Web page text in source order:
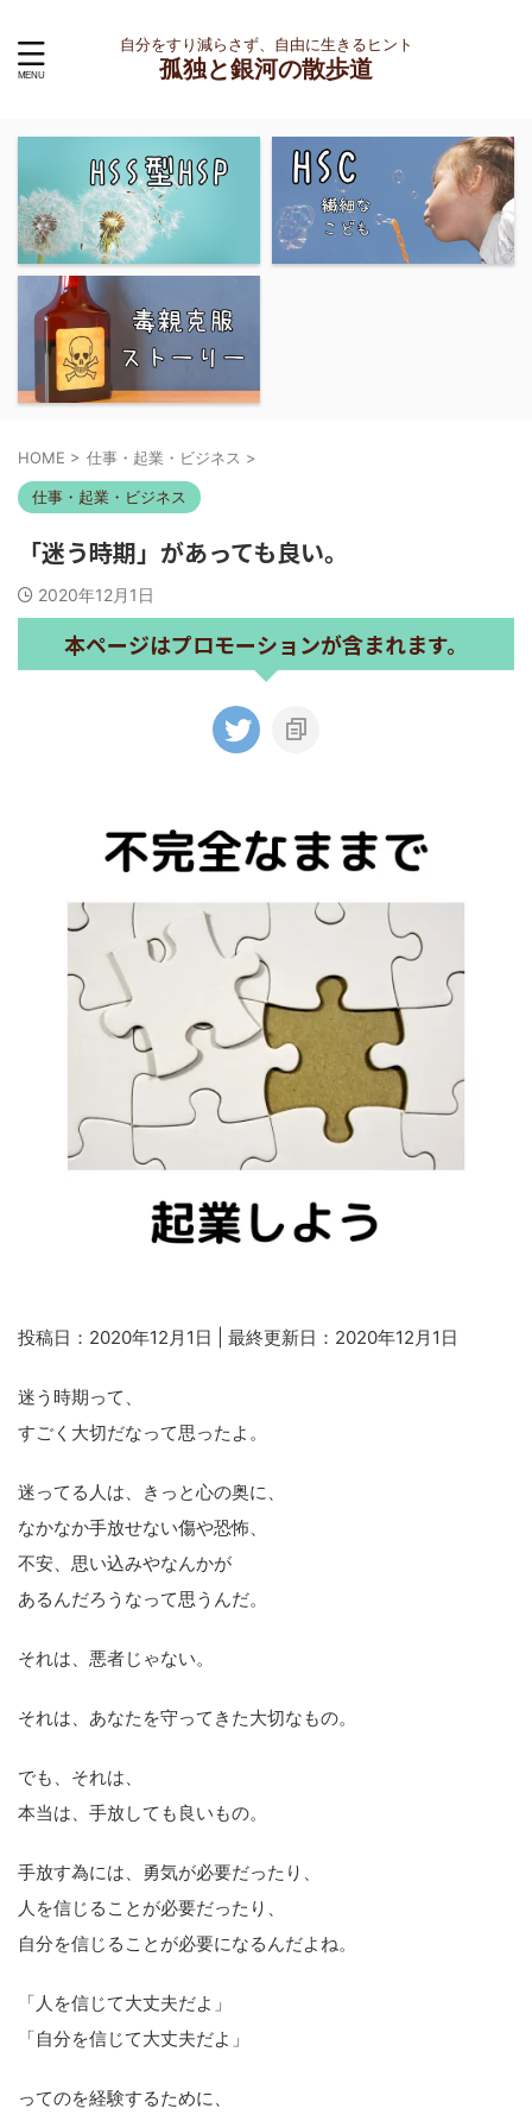
自分をすり減らさず、自由に生きるヒント
孤独と銀河の散歩道
HOME > 仕事・起業・ビジネス >
仕事・起業・ビジネス
「迷う時期」があっても良い。
2020年12月1日
本ページはプロモーションが含まれます。
投稿日：2020年12月1日 | 最終更新日：2020年12月1日
迷う時期って、
すごく大切だなって思ったよ。
迷ってる人は、きっと心の奥に、
なかなか手放せない傷や恐怖、
不安、思い込みやなんかが
あるんだろうなって思うんだ。
それは、悪者じゃない。
それは、あなたを守ってきた大切なもの。
でも、それは、
本当は、手放しても良いもの。
手放す為には、勇気が必要だったり、
人を信じることが必要だったり、
自分を信じることが必要になるんだよね。
「人を信じて大丈夫だよ」
「自分を信じて大丈夫だよ」
ってのを経験するために、